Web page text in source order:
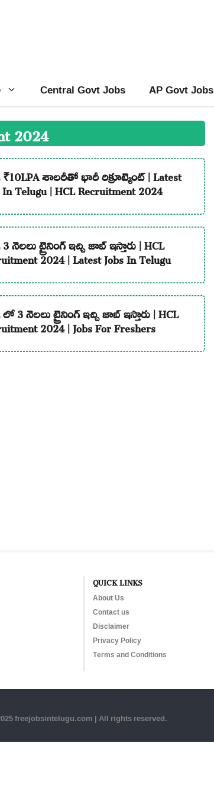
Central Govt Jobs AP Govt Jobs
2024
₹10LPA శాలరీతో భారీ రిక్రూట్మెంట్ | Latest
Telugu | HCL Recruitment 2024
నెలలు ట్రైనింగ్ ఇచ్చి జాబ్ ఇస్తారు | HCL
2024 | Latest Jobs In Telugu
3 నెలలు ట్రైనింగ్ ఇచ్చి జాబ్ ఇస్తారు | HCL
2024 | Jobs For Freshers
QUICK LINKS
About Us
Contact us
Disclaimer
Privacy Policy
Terms and Conditions
freejobsintelugu.com | All rights reserved.